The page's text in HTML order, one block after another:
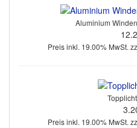
Aluminium
Preis inkl. 19.00% MwSt.
Preis inkl. 19.00% MwSt.